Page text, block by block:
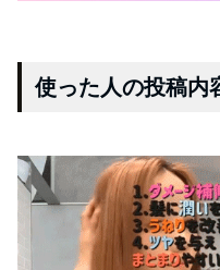
使った人の投稿内